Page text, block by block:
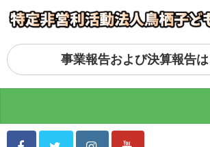
事業報告および決算報告